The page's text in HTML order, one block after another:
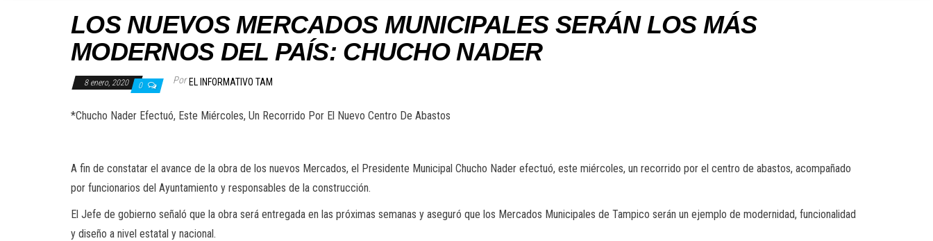
LOS NUEVOS MERCADOS MUNICIPALES SERÁN LOS MÁS
MODERNOS DEL PAÍS: CHUCHO NADER
8 enero, 2020 0 Por EL INFORMATIVO TAM
*Chucho Nader Efectuó, Este Miércoles, Un Recorrido Por El Nuevo Centro De Abastos
A fin de constatar el avance de la obra de los nuevos Mercados, el Presidente Municipal Chucho Nader efectuó, este miércoles, un recorrido por el centro de abastos, acompañado
por funcionarios del Ayuntamiento y responsables de la construcción.
El Jefe de gobierno señaló que la obra será entregada en las próximas semanas y aseguró que los Mercados Municipales de Tampico serán un ejemplo de modernidad, funcionalidad
y diseño a nivel estatal y nacional.